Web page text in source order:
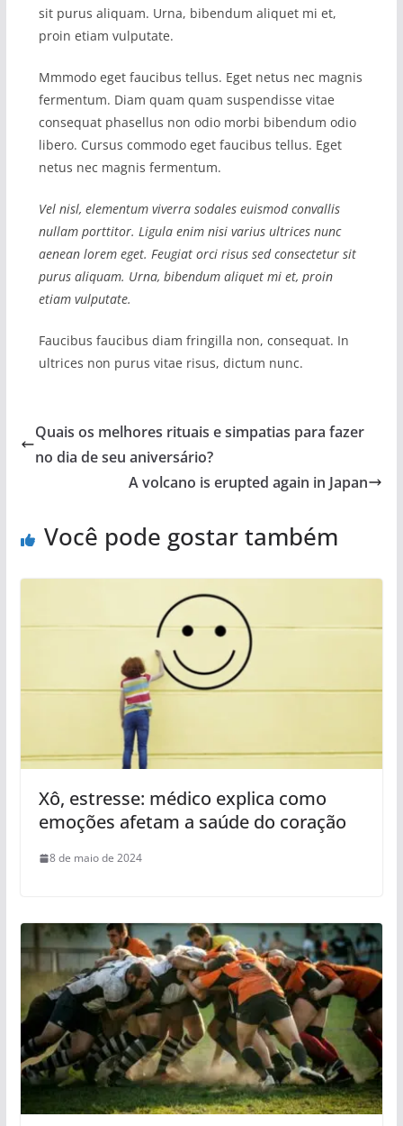
sit purus aliquam. Urna, bibendum aliquet mi et,
proin etiam vulputate.
Mmmodo eget faucibus tellus. Eget netus nec magnis
fermentum. Diam quam quam suspendisse vitae
consequat phasellus non odio morbi bibendum odio
libero. Cursus commodo eget faucibus tellus. Eget
netus nec magnis fermentum.
Vel nisl, elementum viverra sodales euismod convallis
nullam porttitor. Ligula enim nisi varius ultrices nunc
aenean lorem eget. Feugiat orci risus sed consectetur sit
purus aliquam. Urna, bibendum aliquet mi et, proin
etiam vulputate.
Faucibus faucibus diam fringilla non, consequat. In
ultrices non purus vitae risus, dictum nunc.
Quais os melhores rituais e simpatias para fazer
no dia de seu aniversário?
A volcano is erupted again in Japan
Você pode gostar também
Xô, estresse: médico explica como
emoções afetam a saúde do coração
8 de maio de 2024